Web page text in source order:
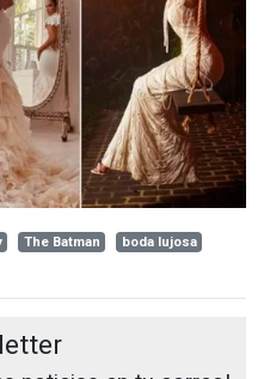
The Batman
boda lujosa